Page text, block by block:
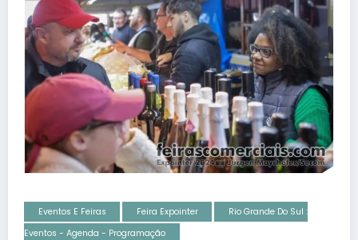
Eventos E Feiras Feira Expointer
Rio Grande Do Sul :
Eventos - Agenda - Programação